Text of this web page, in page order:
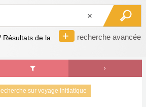
recherche avancée
Résultats de la
sur voyage initiatique